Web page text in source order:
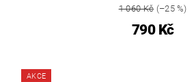
1 060 Kč(–25 %)
790 Kč
AKCE